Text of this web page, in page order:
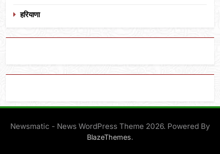
हरियाणा
Newsmatic - News WordPress Theme 2026. Powered By
BlazeThemes.